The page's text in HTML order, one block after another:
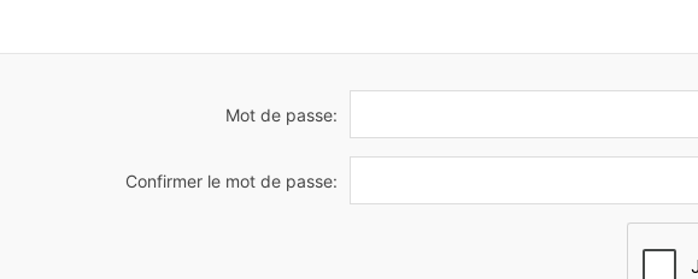
Mot de passe:
Confirmer le mot de passe: